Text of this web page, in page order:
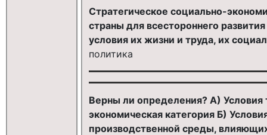
Стратегическое социально-
страны для всестороннего
условия их жизни и труда, их
политика
Верны ли определения? А)
экономическая категория Б)
производственной среды,